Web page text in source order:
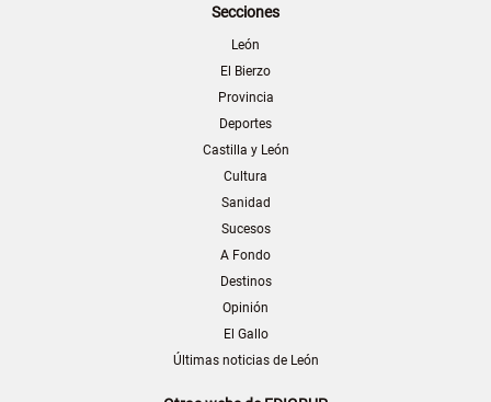
Secciones
León
El Bierzo
Provincia
Deportes
Castilla y León
Cultura
Sanidad
Sucesos
A Fondo
Destinos
Opinión
El Gallo
Últimas noticias de León